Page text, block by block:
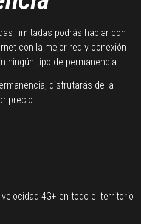
ilimitadas podrás hablar con
con la mejor red y conexión
ningún tipo de permanencia.
disfrutarás de la
precio.
4G+ en todo el territorio